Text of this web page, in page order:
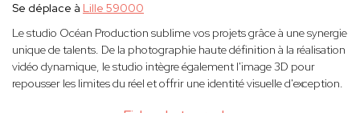
Se déplace à Lille 59000
Le studio Océan Production sublime vos projets grâce à une synergie
unique de talents. De la photographie haute définition à la réalisation
vidéo dynamique, le studio intègre également l'image 3D pour
repousser les limites du réel et offrir une identité visuelle d'exception.